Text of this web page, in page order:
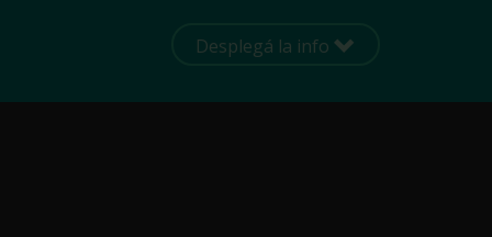
Desplegá la info